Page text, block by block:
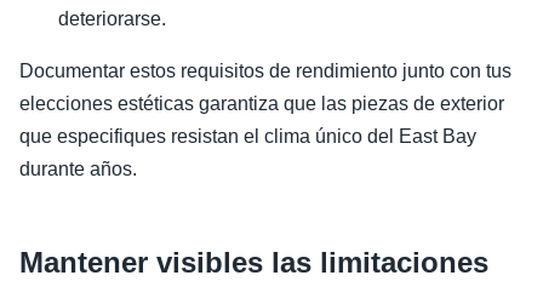
deteriorarse.
Documentar estos requisitos de rendimiento junto con tus
elecciones estéticas garantiza que las piezas de exterior
que especifiques resistan el clima único del East Bay
durante años.
Mantener visibles las limitaciones